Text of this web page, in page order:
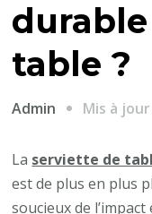
table ?
Admin Mis à
La serviette de
est de plus en plus
soucieux de